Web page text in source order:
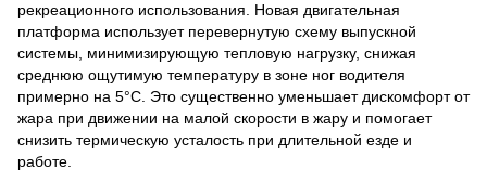
рекреационного использования. Новая двигательная
платформа использует перевернутую схему выпускной
системы, минимизирующую тепловую нагрузку, снижая
среднюю ощутимую температуру в зоне ног водителя
примерно на 5°C. Это существенно уменьшает дискомфорт от
жара при движении на малой скорости в жару и помогает
снизить термическую усталость при длительной езде и
работе.